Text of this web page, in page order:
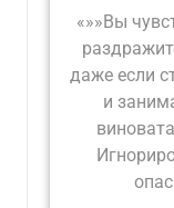
«»»Вы
даже если
и